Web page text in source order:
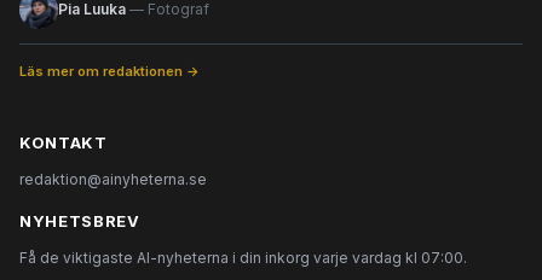
Pia Luuka — Fotograf
Läs mer om redaktionen →
KONTAKT
redaktion@ainyheterna.se
NYHETSBREV
Få de viktigaste AI-nyheterna i din inkorg varje vardag kl 07:00.